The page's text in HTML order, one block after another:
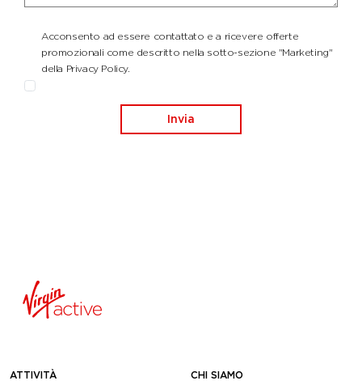
Acconsento ad essere contattato e a ricevere offerte
promozionali come descritto nella sotto-sezione "Marketing"
della Privacy Policy.
Invia
ATTIVITÀ CHI SIAMO